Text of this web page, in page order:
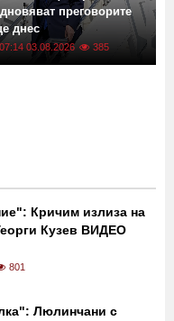
преговорите
днес
07:14 03.08.2026 385
Кричим излиза на
Кузев ВИДЕО
801
Люлинчани с